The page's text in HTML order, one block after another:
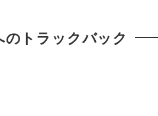
のトラックバック